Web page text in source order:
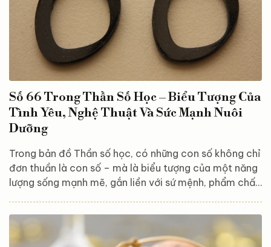
Số 66 Trong Thần Số Học – Biểu Tượng Của
Tình Yêu, Nghệ Thuật Và Sức Mạnh Nuôi
Dưỡng
Trong bản đồ Thần số học, có những con số không chỉ
đơn thuần là con số – mà là biểu tượng của một năng
lượng sống mạnh mẽ, gắn liền với sứ mệnh, phẩm chất
hoi: vừa sâu sắc, vừa đầy cảm hứng. Cốt lõi của số 66
Số 66 được hình thành từ hai chữ số 6, và khi cộng lại